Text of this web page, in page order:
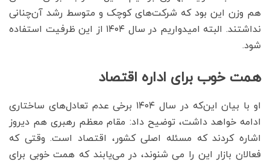
هم وزن این بود که شرکت‌های کوچک و متوسط رشد آن‌چنانی
نداشتند. البته امیدواریم در سال ۱۴۰۴ از این ظرفیت استفاده
شود.
همت خوب برای اداره اقتصاد
او با بیان این‌که در سال ۱۴۰۴ برخی عدم تعادل‌های ساختاری
ادامه خواهد داشت، توضیح داد: مقام معظم رهبری هم دیروز
اشاره کردند که مسئله اصلی کشور، اقتصاد است. وقتی که
فعالان بازار این را می شنوند، در می‌یابند که همت خوبی برای